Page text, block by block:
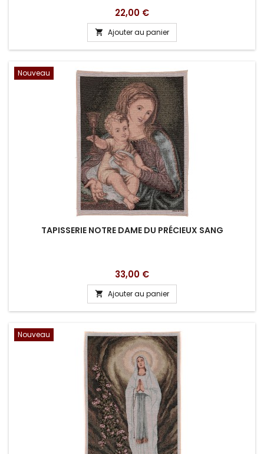
Prix
22,00 €
 Ajouter au panier
Nouveau
TAPISSERIE NOTRE DAME DU PRÉCIEUX SANG
Prix
33,00 €
 Ajouter au panier
Nouveau